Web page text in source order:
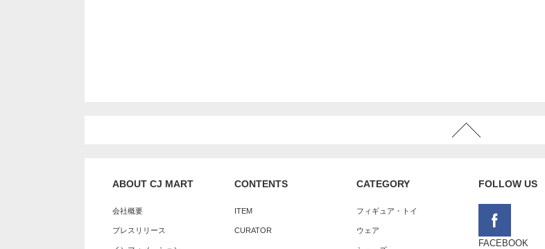
ABOUT CJ MART
会社概要
プレスリリース
CONTENTS
ITEM
CURATOR
CATEGORY
フィギュア・トイ
ウェア
FOLLOW US
FACEBOOK